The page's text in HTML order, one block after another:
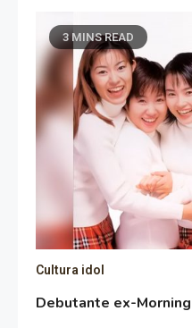
3 MINS READ
Cultura idol
Debutante ex-